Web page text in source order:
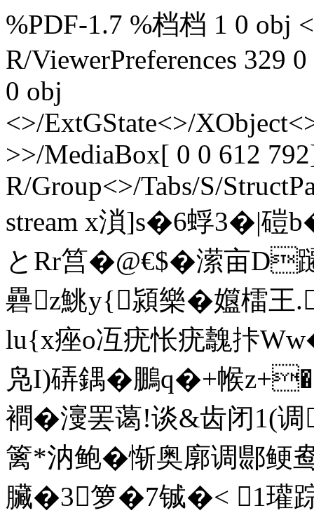
%PDF-1.7 %档档 1 0 obj
R/ViewerPreferences 329
0 obj
<>/ExtGState<>/
>>/MediaBox[ 0 0 612
R/Group<>/Tabs/S/
stream x溑]s�6蜉3�|
とRr筥�@€$�潆亩
礨z鮡y{潁樂�孂檑王
lu{x痤o冱疣怅疣魗拤
凫I)硦鍝�鵬q�+帿
襇�濅罢蔼!谈&齿闭1(
篱*汭鲍�惭奥廓调郻鲠
臟�3箩�7铖�< 1瓘